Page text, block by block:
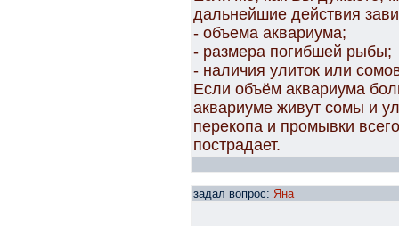
дальнейшие действия
- объема аквариума;
- размера погибшей рыбы;
- наличия улиток или
Если объём аквариума
аквариуме живут сомы и
перекопа и промывки
пострадает.
задал вопрос: Яна